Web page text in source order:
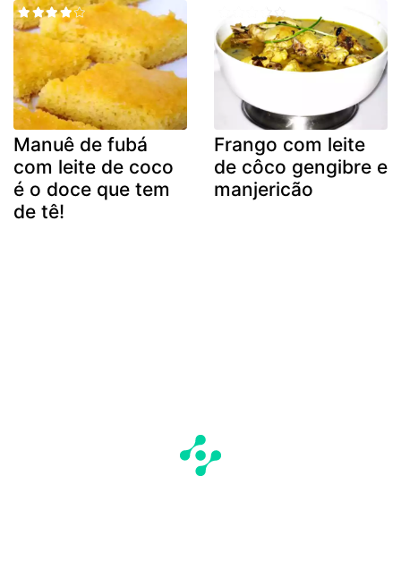
Manuê de fubá
com leite de coco
é o doce que tem
de tê!
Frango com leite
de côco gengibre e
manjericão